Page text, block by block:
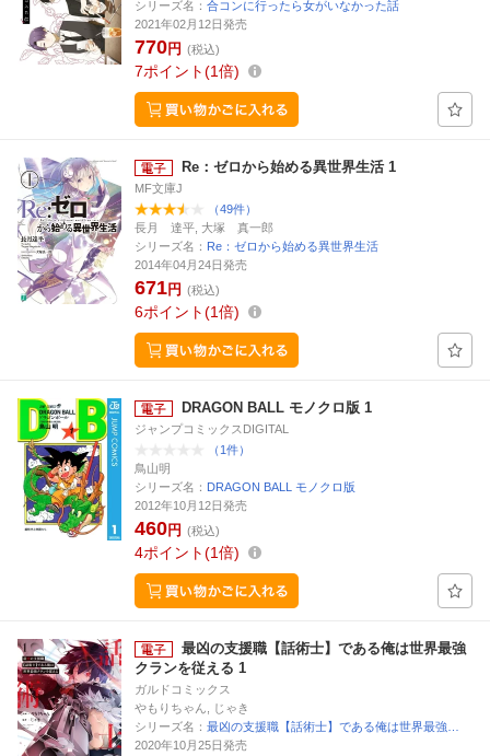
シリーズ名： 合コンに行ったら女がいなかった話
2021年02月12日発売
770円 (税込)
7ポイント 1倍
Re：ゼロから始める異世界生活 1
MF文庫J
（49件）
長月 達平, 大塚 真一郎
シリーズ名： Re：ゼロから始める異世界生活
2014年04月24日発売
671円 (税込)
6ポイント 1倍
DRAGON BALL モノクロ版 1
ジャンプコミックスDIGITAL
（1件）
鳥山明
シリーズ名： DRAGON BALL モノクロ版
2012年10月12日発売
460円 (税込)
4ポイント 1倍
最凶の支援職【話術士】である俺は世界最強
クランを従える 1
ガルドコミックス
やもりちゃん, じゃき
シリーズ名： 最凶の支援職【話術士】である俺は世界最強…
2020年10月25日発売